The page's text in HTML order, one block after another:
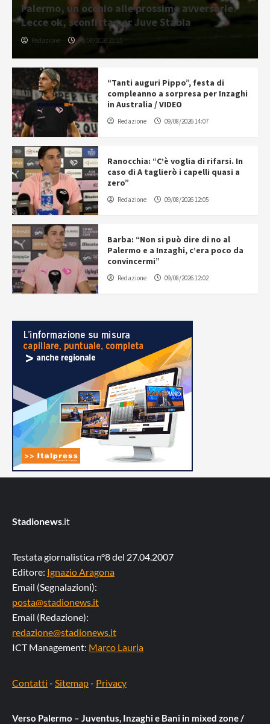
Palermo, un occhio alle prossime avversarie:
Lecce ok, sconfitta per Juve Stabia
Redazione 09/08/2026 21:25
“Tanti auguri Pippo”, festa di
compleanno a sorpresa per Inzaghi
in Australia / VIDEO
Redazione 09/08/2026 14:07
Ranocchia: “C’è voglia di rifarsi. In
caso di A taglierò i capelli quasi a
zero”
Redazione 09/08/2026 12:05
Barba: “Non si può dire di no al
Palermo e a Inzaghi, c’era poco da
convincermi”
Redazione 09/08/2026 12:02
Stadionews .it
Testata giornalistica n°8 del 27.04.2007
Editore: Ignazio Aragona
Email (Segnalazioni):
posta@stadionews.it
Email (Redazione):
redazione@stadionews.it
ICT Management: Marco Lauria
Contatti - Sitemap- Privacy
Verso Palermo – Juventus, Inzaghi e Bani in mixed zone /